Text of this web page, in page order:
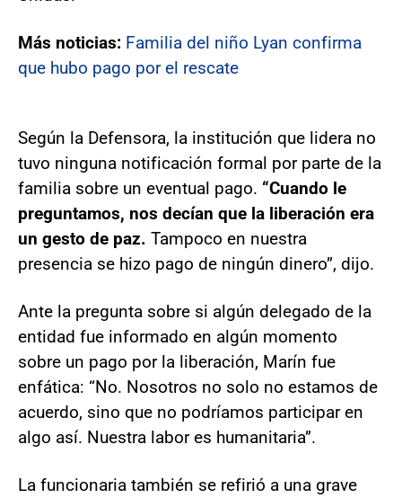
Más noticias: Familia del niño Lyan confirma
que hubo pago por el rescate
Según la Defensora, la institución que lidera no
tuvo ninguna notificación formal por parte de la
familia sobre un eventual pago. “Cuando le
preguntamos, nos decían que la liberación era
un gesto de paz. Tampoco en nuestra
presencia se hizo pago de ningún dinero”, dijo.
Ante la pregunta sobre si algún delegado de la
entidad fue informado en algún momento
sobre un pago por la liberación, Marín fue
enfática: “No. Nosotros no solo no estamos de
acuerdo, sino que no podríamos participar en
algo así. Nuestra labor es humanitaria”.
La funcionaria también se refirió a una grave